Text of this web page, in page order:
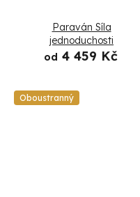
Paraván Síla
jednoduchosti
od 4 459 Kč
Oboustranný